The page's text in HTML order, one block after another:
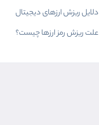
دلایل ریزش ارزهای دیجیتال
علت ریزش رمز ارزها چیست؟